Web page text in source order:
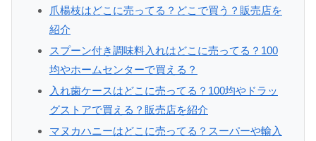
爪楊枝はどこに売ってる？どこで買う？販売店を
紹介
スプーン付き調味料入れはどこに売ってる？100
均やホームセンターで買える？
入れ歯ケースはどこに売ってる？100均やドラッ
グストアで買える？販売店を紹介
マヌカハニーはどこに売ってる？スーパーや輸入